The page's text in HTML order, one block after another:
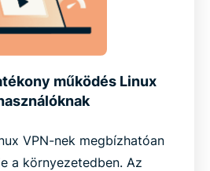
működés Linux
VPN-nek megbízhatóan
a környezetedben. Az